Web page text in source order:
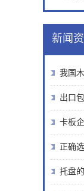
新闻
我国
出口
卡板
正确
托盘